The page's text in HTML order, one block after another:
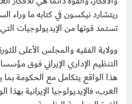
ريتشارد نيكسون في كتابه ما وراء
تستمد قوتها من الإيديولوجيات
وولاية الفقيه والمجلس الأعلى
التنظيم الإداري الإيراني فوق
هذا الواقع يتكامل مع الحكومة بما
الغرب، فالإيديولوجيا الإيرانية بهذا